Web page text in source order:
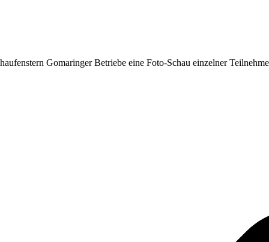
Gomaringer Betriebe eine Foto-Schau einzelner